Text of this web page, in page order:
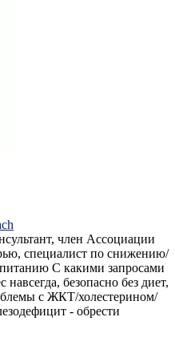
член Ассоциации
специалист по снижению/
С какими запросами
безопасно без диет,
с ЖКТ/холестерином/
- обрести